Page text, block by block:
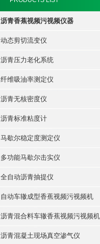
沥青香蕉视频污视频仪器
动态剪切流变仪
沥青压力老化系统
纤维吸油率测定仪
沥青无核密度仪
沥青标准粘度计
马歇尔稳定度测定仪
多功能马歇尔击实仪
全自动沥青抽提仪
自动车辙成型香蕉视频污视频机
沥青混合料车辙香蕉视频污视频机
沥青混凝土现场真空渗气仪